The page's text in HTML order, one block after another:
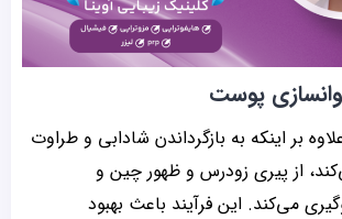
پوست
بر اینکه به بازگرداندن شادابی و طراوت
از پیری زودرس و ظهور چین و
می‌کند. این فرآیند باعث بهبود